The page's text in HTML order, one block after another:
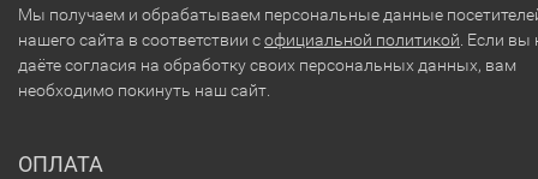
Мы получаем и обрабатываем персональные данные
нашего сайта в соответствии софициальной политикой . Если вы
даёте согласия на обработку своих персональных данных, вам
необходимо покинуть наш сайт.
ОПЛАТА